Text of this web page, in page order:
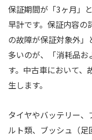
保証期間が「3ヶ月」
早計です。保証内容
の故障が保証対象外」
多いのが、「消耗品
す。中古車において、
生します。
タイヤやバッテリー
ルト類、ブッシュ（